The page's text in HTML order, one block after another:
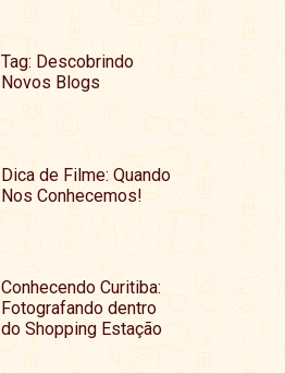
Tag: Descobrindo
Novos Blogs
Dica de Filme: Quando
Nos Conhecemos!
Conhecendo Curitiba:
Fotografando dentro
do Shopping Estação